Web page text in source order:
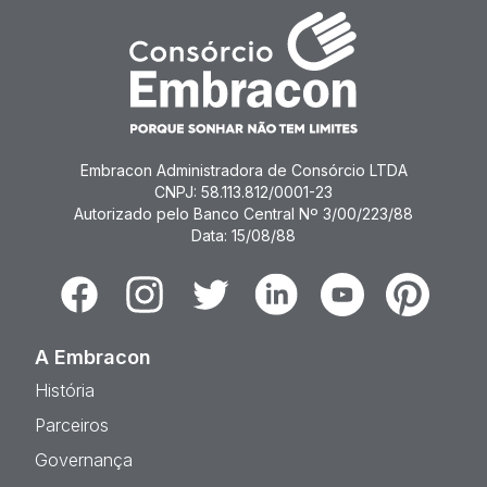
Embracon Administradora de Consórcio LTDA
CNPJ: 58.113.812/0001-23
Autorizado pelo Banco Central Nº 3/00/223/88
Data: 15/08/88
FacebookInstagramTwitter LinkedinYoutubePinterest
A Embracon
História
Parceiros
Governança